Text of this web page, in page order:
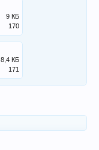
9 КБ
170
8,4 КБ
171